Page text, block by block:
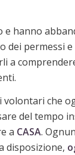
hanno
dei permessi
a
che
del tempo
a CASA.
disposizione,